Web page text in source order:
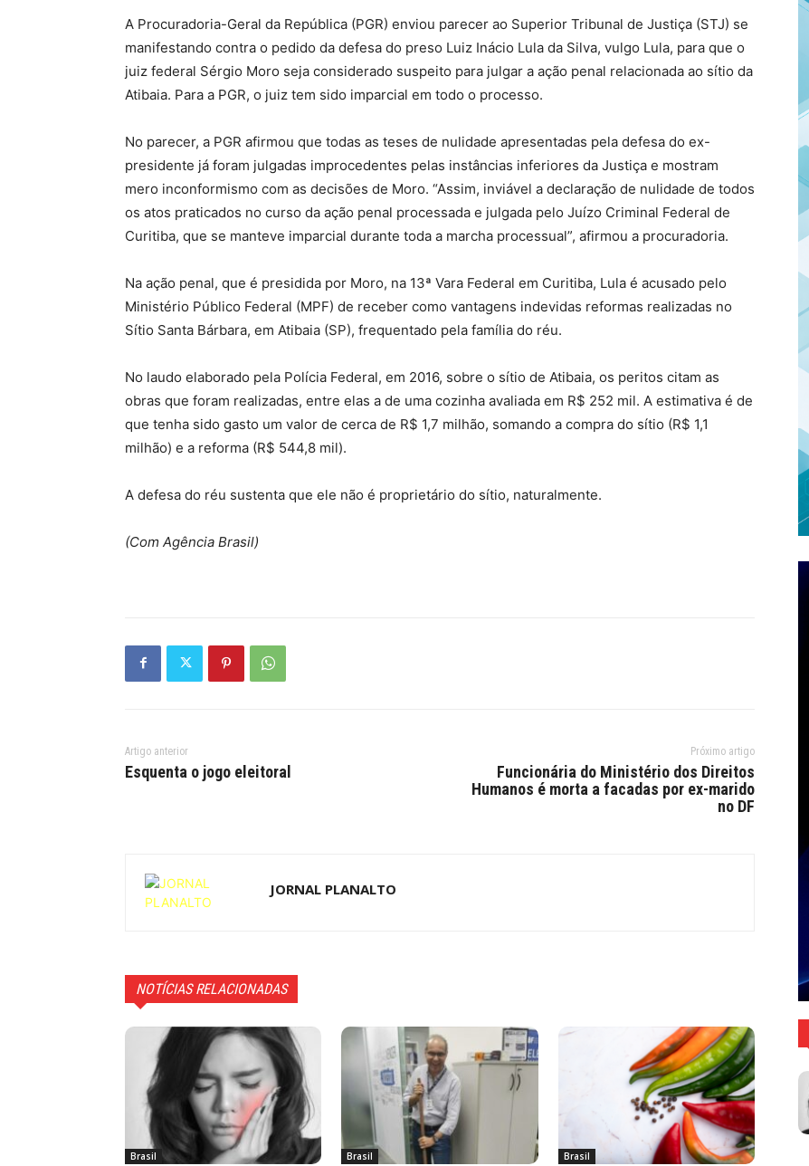
A Procuradoria-Geral da República (PGR) enviou parecer ao Superior Tribunal de Justiça (STJ) se
manifestando contra o pedido da defesa do preso Luiz Inácio Lula da Silva, vulgo Lula, para que o
juiz federal Sérgio Moro seja considerado suspeito para julgar a ação penal relacionada ao sítio da
Atibaia. Para a PGR, o juiz tem sido imparcial em todo o processo.
No parecer, a PGR afirmou que todas as teses de nulidade apresentadas pela defesa do ex-
presidente já foram julgadas improcedentes pelas instâncias inferiores da Justiça e mostram
mero inconformismo com as decisões de Moro. “Assim, inviável a declaração de nulidade de todos
os atos praticados no curso da ação penal processada e julgada pelo Juízo Criminal Federal de
Curitiba, que se manteve imparcial durante toda a marcha processual”, afirmou a procuradoria.
Na ação penal, que é presidida por Moro, na 13ª Vara Federal em Curitiba, Lula é acusado pelo
Ministério Público Federal (MPF) de receber como vantagens indevidas reformas realizadas no
Sítio Santa Bárbara, em Atibaia (SP), frequentado pela família do réu.
No laudo elaborado pela Polícia Federal, em 2016, sobre o sítio de Atibaia, os peritos citam as
obras que foram realizadas, entre elas a de uma cozinha avaliada em R$ 252 mil. A estimativa é de
que tenha sido gasto um valor de cerca de R$ 1,7 milhão, somando a compra do sítio (R$ 1,1
milhão) e a reforma (R$ 544,8 mil).
A defesa do réu sustenta que ele não é proprietário do sítio, naturalmente.
(Com Agência Brasil)
Artigo anterior
Esquenta o jogo eleitoral
Próximo artigo
Funcionária do Ministério dos Direitos
Humanos é morta a facadas por ex-marido
no DF
JORNAL PLANALTO
NOTÍCIAS RELACIONADAS
Brasil Brasil Brasil